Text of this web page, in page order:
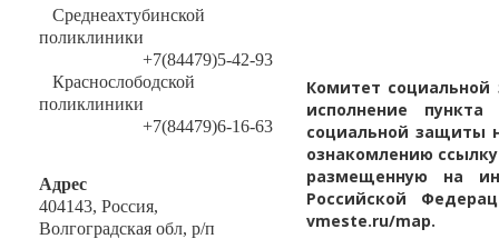
Среднеахтубинской
поликлиники
+7(84479)5-42-93
Краснослободской
поликлиники
+7(84479)6-16-63
Адрес
404143, Россия,
Волгоградская обл, р/п
Комитет
исполнение
социальной защиты
ознакомлению
размещенную на
Российской
vmeste.ru/map.